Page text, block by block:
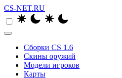
CS-NET.RU
Сборки CS 1.6
Скины оружий
Модели игроков
Карты